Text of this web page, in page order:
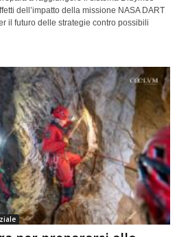
dell’impatto della missione NASA DART
il futuro delle strategie contro possibili